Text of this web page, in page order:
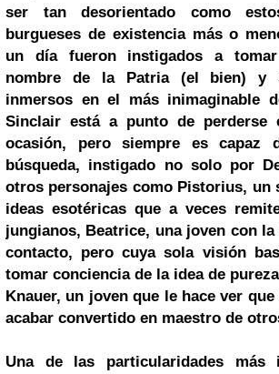
ser tan desorientado como
burgueses de existencia más o
un día fueron instigados a
nombre de la Patria (el bien) y
inmersos en el más inimaginable
Sinclair está a punto de perderse
ocasión, pero siempre es capaz
búsqueda, instigado no solo por
otros personajes como Pistorius, un
ideas esotéricas que a veces
jungianos, Beatrice, una joven con
contacto, pero cuya sola visión
tomar conciencia de la idea de
Knauer, un joven que le hace ver
acabar convertido en maestro de
Una de las particularidades más